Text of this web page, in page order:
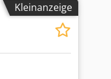
Kleinanzeige